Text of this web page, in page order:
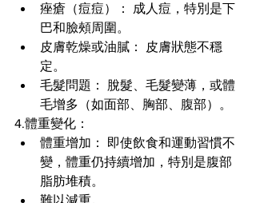
痤瘡（痘痘）： 成人痘，特別是下
巴和臉頰周圍。
皮膚乾燥或油膩： 皮膚狀態不穩
定。
毛髮問題： 脫髮、毛髮變薄，或體
毛增多（如面部、胸部、腹部）。
4.體重變化：
體重增加： 即使飲食和運動習慣不
變，體重仍持續增加，特別是腹部
脂肪堆積。
難以減重。